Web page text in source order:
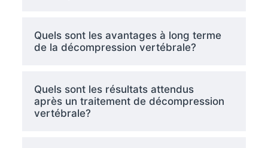
Quels sont les avantages à long terme
de la décompression vertébrale?
Quels sont les résultats attendus
après un traitement de décompression
vertébrale?